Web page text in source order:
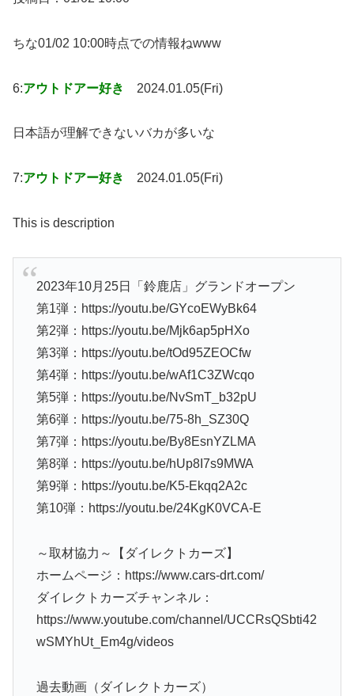
ちな01/02 10:00時点での情報ねwww
6:アウトドアー好き 2024.01.05(Fri)
日本語が理解できないバカが多いな
7:アウトドアー好き 2024.01.05(Fri)
This is description
2023年10月25日「鈴鹿店」グランドオープン
第1弾：https://youtu.be/GYcoEWyBk64
第2弾：https://youtu.be/Mjk6ap5pHXo
第3弾：https://youtu.be/tOd95ZEOCfw
第4弾：https://youtu.be/wAf1C3ZWcqo
第5弾：https://youtu.be/NvSmT_b32pU
第6弾：https://youtu.be/75-8h_SZ30Q
第7弾：https://youtu.be/By8EsnYZLMA
第8弾：https://youtu.be/hUp8I7s9MWA
第9弾：https://youtu.be/K5-Ekqq2A2c
第10弾：https://youtu.be/24KgK0VCA-E
～取材協力～【ダイレクトカーズ】
ホームページ：https://www.cars-drt.com/
ダイレクトカーズチャンネル：
https://www.youtube.com/channel/UCCRsQSbti42
wSMYhUt_Em4g/videos
過去動画（ダイレクトカーズ）